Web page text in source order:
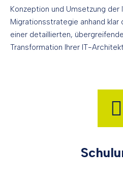
Konzeption und Umsetzung
Migrationsstrategie anhand
einer detaillierten,
Transformation Ihrer IT-